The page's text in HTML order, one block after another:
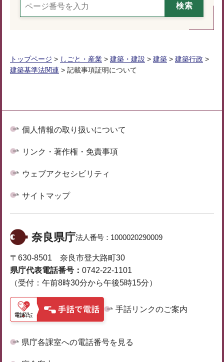
トップページ > しごと・産業 > 建築・建設 > 建築 > 建築行政 >
建築基準法関連 > 記載事項証明について
個人情報の取り扱いについて
リンク・著作権・免責事項
ウェブアクセシビリティ
サイトマップ
奈良県庁法人番号： 1000020290009
〒630-8501 奈良市登大路町30
県庁代表電話番号： 0742-22-1101
（受付：午前8時30分から午後5時15分）
手話リンクのご案内
県庁各課室への電話番号を見る